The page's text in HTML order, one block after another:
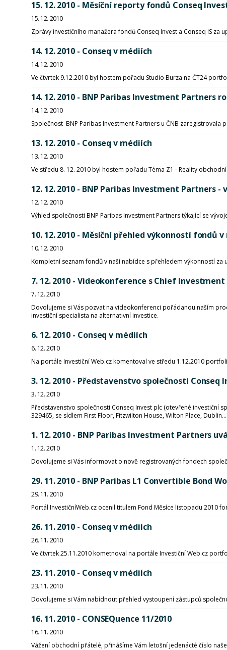
15. 12. 2010 - Měsíční reporty fondů Conseq
15. 12. 2010
Zprávy investičního manažera fondů Conseq Invest a Conseq IS za
14. 12. 2010 - Conseq v médiích
14. 12. 2010
Ve čtvrtek 9.12.2010 byl hostem pořadu Studio Burza na ČT24
14. 12. 2010 - BNP Paribas Investment Partners
14. 12. 2010
Společnost BNP Paribas Investment Partners u ČNB zaregistrovala
13. 12. 2010 - Conseq v médiích
13. 12. 2010
Ve středu 8. 12. 2010 byl hostem pořadu Téma Z1 - Reality
12. 12. 2010 - BNP Paribas Investment Partners -
12. 12. 2010
Výhled společnosti BNP Paribas Investment Partners týkající se
10. 12. 2010 - Měsíční přehled výkonností fondů
10. 12. 2010
Kompletní seznam fondů v naší nabídce s přehledem výkonností za
7. 12. 2010 - Videokonference s Chief
7. 12. 2010
Dovolujeme si Vás pozvat na videokonferenci pořádanou naším
investiční specialista na alternativní investice.
6. 12. 2010 - Conseq v médiích
6. 12. 2010
Na portále Investiční Web.cz komentoval ve středu 1.12.2010
3. 12. 2010 - Představenstvo společnosti
3. 12. 2010
Představenstvo společnosti Conseq Invest plc (otevřené investiční
329465, se sídlem First Floor, Fitzwilton House, Wilton Place, Dublin...
1. 12. 2010 - BNP Paribas Investment Partners
1. 12. 2010
Dovolujeme si Vás informovat o nově registrovaných fondech
29. 11. 2010 - BNP Paribas L1 Convertible Bond
29. 11. 2010
Portál InvestičníWeb.cz ocenil titulem Fond Měsíce listopadu 2010
26. 11. 2010 - Conseq v médiích
26. 11. 2010
Ve čtvrtek 25.11.2010 kometnoval na portále Investiční Web.cz
23. 11. 2010 - Conseq v médiích
23. 11. 2010
Dovolujeme si Vám nabídnout přehled vystoupení zástupců
16. 11. 2010 - CONSEQuence 11/2010
16. 11. 2010
Vážení obchodní přátelé, přinášíme Vám letošní jedenácté číslo